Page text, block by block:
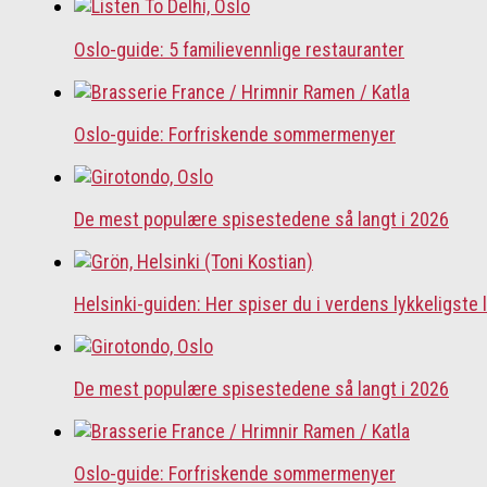
Oslo-guide: 5 familievennlige restauranter
Oslo-guide: Forfriskende sommermenyer
De mest populære spisestedene så langt i 2026
Helsinki-guiden: Her spiser du i verdens lykkeligste
De mest populære spisestedene så langt i 2026
Oslo-guide: Forfriskende sommermenyer